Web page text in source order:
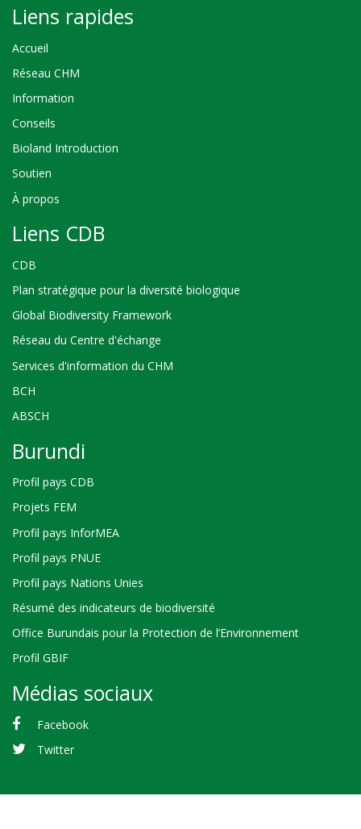
Liens rapides
Accueil
Réseau CHM
Information
Conseils
Bioland Introduction
Soutien
À propos
Liens CDB
CDB
Plan stratégique pour la diversité biologique
Global Biodiversity Framework
Réseau du Centre d'échange
Services d'information du CHM
BCH
ABSCH
Burundi
Profil pays CDB
Projets FEM
Profil pays InforMEA
Profil pays PNUE
Profil pays Nations Unies
Résumé des indicateurs de biodiversité
Office Burundais pour la Protection de l’Environnement
Profil GBIF
Médias sociaux
Facebook
Twitter